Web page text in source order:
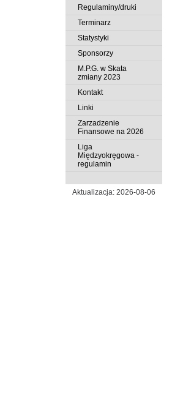
Regulaminy/druki
Terminarz
Statystyki
Sponsorzy
M.P.G. w Skata
zmiany 2023
Kontakt
Linki
Zarzadzenie
Finansowe na 2026
Liga
Międzyokręgowa -
regulamin
Aktualizacja: 2026-08-06